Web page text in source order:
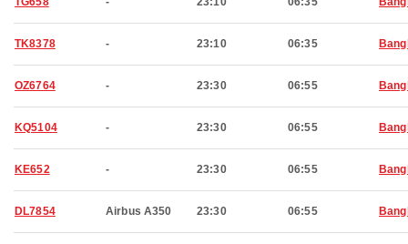
TK8378 - 23:10 06:35
OZ6764 - 23:30 06:55
KQ5104 - 23:30 06:55
KE652 - 23:30 06:55
DL7854 Airbus A350 23:30 06:55